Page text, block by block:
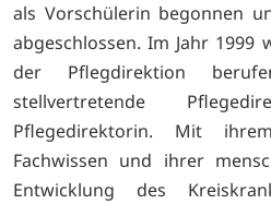
als Vorschülerin begonnen
abgeschlossen. Im Jahr 1999
der Pflegdirektion
stellvertretende
Pflegedirektorin. Mit
Fachwissen und ihrer
Entwicklung des